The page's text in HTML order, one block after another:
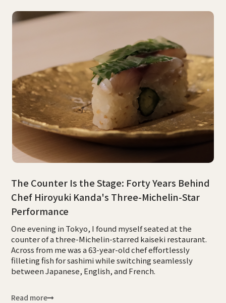
The Counter Is the Stage: Forty Years Behind
Chef Hiroyuki Kanda's Three-Michelin-Star
Performance
One evening in Tokyo, I found myself seated at the
counter of a three-Michelin-starred kaiseki restaurant.
Across from me was a 63-year-old chef effortlessly
filleting fish for sashimi while switching seamlessly
between Japanese, English, and French.
Read more